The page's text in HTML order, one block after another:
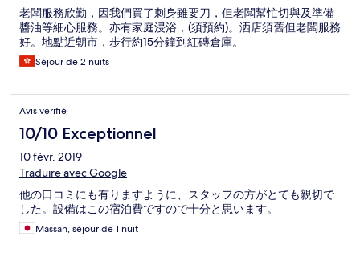
老闆服務欣勤，因我們買了刺身雖要刀，但老闆幫忙切與及準備
醬油等細心服務。亦有家庭浸浴，(須預約)。洒店須舊但老闆服務
好。地點近朝市，步行約15分鐘到紅磚倉庫。
Séjour de 2 nuits
Avis vérifié
10/10 Exceptionnel
10 févr. 2019
Traduire avec Google
他の口コミにも有りますように、スタッフの方がとても親切で
した。設備はこの宿泊費ですので十分と思います。
Massan, séjour de 1 nuit